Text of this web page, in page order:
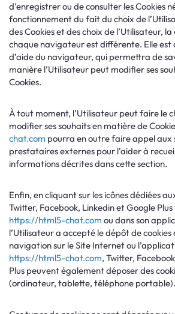
d’enregistrer ou de consulter les Cookies
fonctionnement du fait du choix de
des Cookies et des choix de l’Utilisateur,
chaque navigateur est différente. Elle est
d’aide du navigateur, qui permettra de
manière l’Utilisateur peut modifier ses
Cookies.
À tout moment, l’Utilisateur peut faire le
modifier ses souhaits en matière de
chat.com pourra en outre faire appel aux
prestataires externes pour l’aider à
informations décrites dans cette section.
Enfin, en cliquant sur les icônes dédiées
Twitter, Facebook, Linkedin et Google
https://html5-chat.com ou dans son
l’Utilisateur a accepté le dépôt de cookies
navigation sur le Site Internet ou
https://html5-chat.com, Twitter,
Plus peuvent également déposer des
(ordinateur, tablette, téléphone portable).